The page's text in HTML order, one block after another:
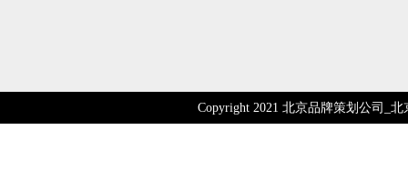
Copyright 2021 北京品牌策划公司_